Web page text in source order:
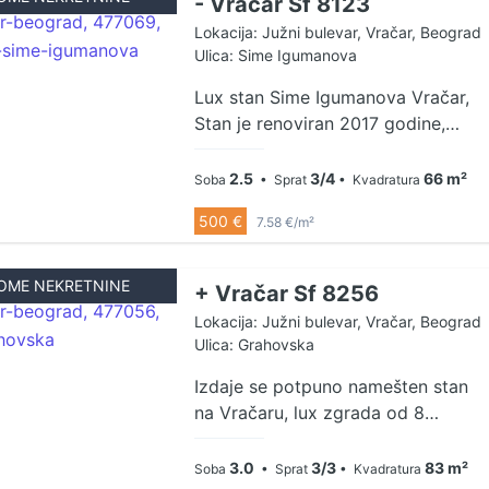
garazu, pa se uz ovaj stan mogu
dobiti 1 ili 2 parking mesta uz
doplatu. AG PROVIZIJA 50%
Lokacija: Južni bulevar, Vračar, Beograd
Ulica: Sime Igumanova
Lux stan Sime Igumanova Vračar,
Stan je renoviran 2017 godine,
zgrade, miran kraj povezan
autobuskim linijama sa svim
delovima grada, blizu vrtići, škole,
hitna pomoć AG PROVIZIJA 50%
Soba 2.5• Sprat 3/4• Kvadratura 66 m²
500 € 7.58 €/m²
NEKRETNINE + Vračar Sf 8256
Lokacija: Južni bulevar, Vračar, Beograd
Ulica: Grahovska
Izdaje se potpuno namešten stan
na Vračaru, lux zgrada od 8
poslednjem, trećem spratu,
Soba 3.0 • Sprat 3/3• Kvadratura 83 m²